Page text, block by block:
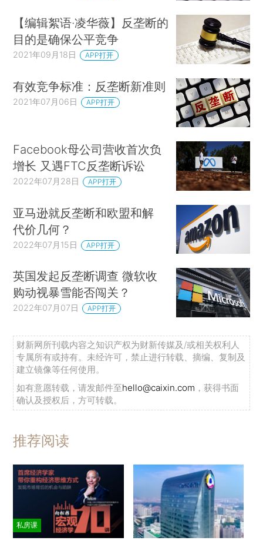
【编辑絮语·凌华薇】反垄断的
目的是确保公平竞争
2021年09月18日 APP打开
有效竞争标准：反垄断新准则
2021年07月06日 APP打开
Facebook母公司营收首次负
增长 又遇FTC反垄断诉讼
2022年07月28日 APP打开
亚马逊就反垄断和欧盟和解
代价几何？
2022年07月15日 APP打开
英国发起反垄断调查 微软收
购动视暴雪能否闯关？
2022年07月07日 APP打开
财新网所刊载内容之知识产权为财新传媒及/或相关权利人
专属所有或持有。未经许可，禁止进行转载、摘编、复制及
建立镜像等任何使用。
如有意愿转载，请发邮件至hello@caixin.com ，获得书面
确认及授权后，方可转载。
推荐阅读
私房课